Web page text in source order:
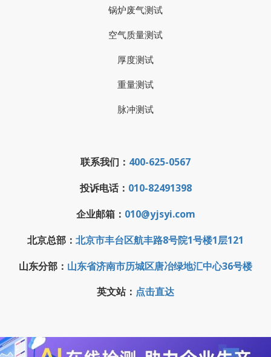
锅炉废气测试
空气质量测试
厚度测试
重量测试
脉冲测试
联系我们： 400-625-0567
投诉电话： 010-82491398
企业邮箱： 010@yjsyi.com
北京总部： 北京市丰台区航丰路8号院1号楼1层121
山东分部： 山东省济南市历城区唐冶绿地汇中心36号楼
英文站： 点击直达